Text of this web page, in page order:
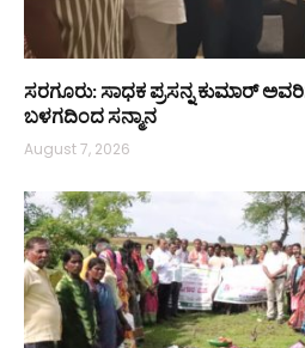
ಸರಗೂರು: ಸಾಧಕ ಪ್ರಸನ್ನ ಕುಮಾರ್
ಬಳಗದಿಂದ ಸನ್ಮಾನ
August 7, 2026